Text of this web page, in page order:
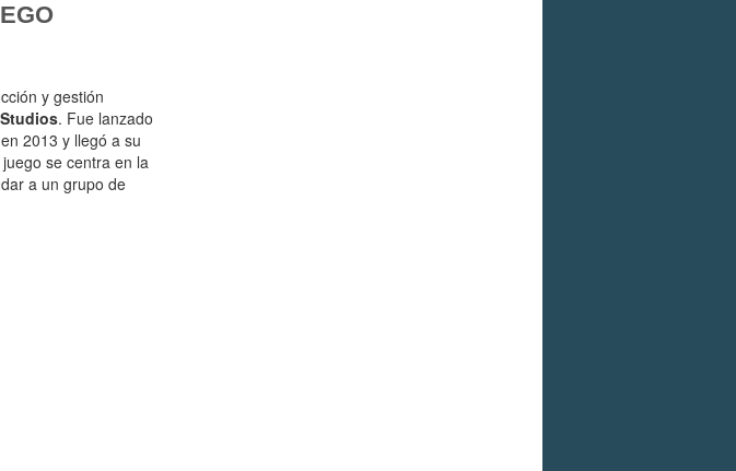
y gestión
. Fue lanzado
2013 y llegó a su
juego se centra en la
a un grupo de